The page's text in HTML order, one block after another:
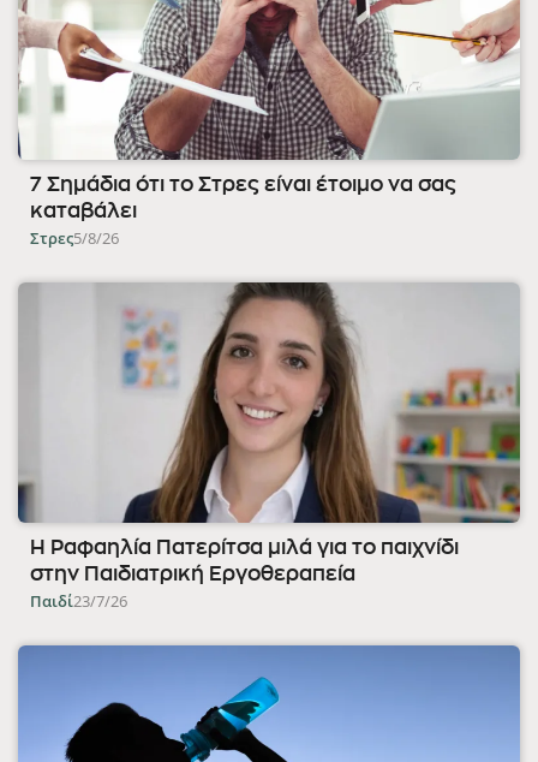
7 Σημάδια ότι το Στρες είναι έτοιμο να σας
καταβάλει
Στρες5/8/26
Η Ραφαηλία Πατερίτσα μιλά για το παιχνίδι
στην Παιδιατρική Εργοθεραπεία
Παιδί23/7/26